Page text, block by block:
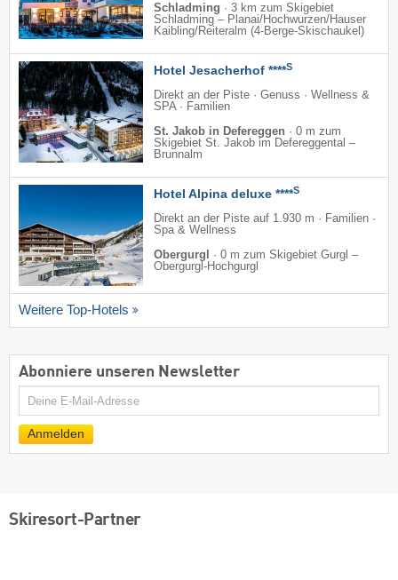
Schladming · 3 km zum Skigebiet
Schladming – Planai/​Hochwurzen/​Hauser
Kaibling/​Reiteralm (4-Berge-Skischaukel)
Hotel Jesacherhof ****S
Direkt an der Piste · Genuss · Wellness &
SPA · Familien
St. Jakob in Defereggen · 0 m zum
Skigebiet St. Jakob im Defereggental –
Brunnalm
Hotel Alpina deluxe ****S
Direkt an der Piste auf 1.930 m · Familien ·
Spa & Wellness
Obergurgl
· 0 m zum Skigebiet Gurgl –
Obergurgl-Hochgurgl
Weitere Top-Hotels
Abonniere unseren Newsletter
E-
Anmelden
Skiresort-Partner